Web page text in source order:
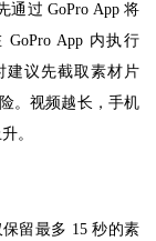
通过 GoPro App 将
App 内执行
建议先截取素材片
。视频越长，手机
。
留最多 15 秒的素